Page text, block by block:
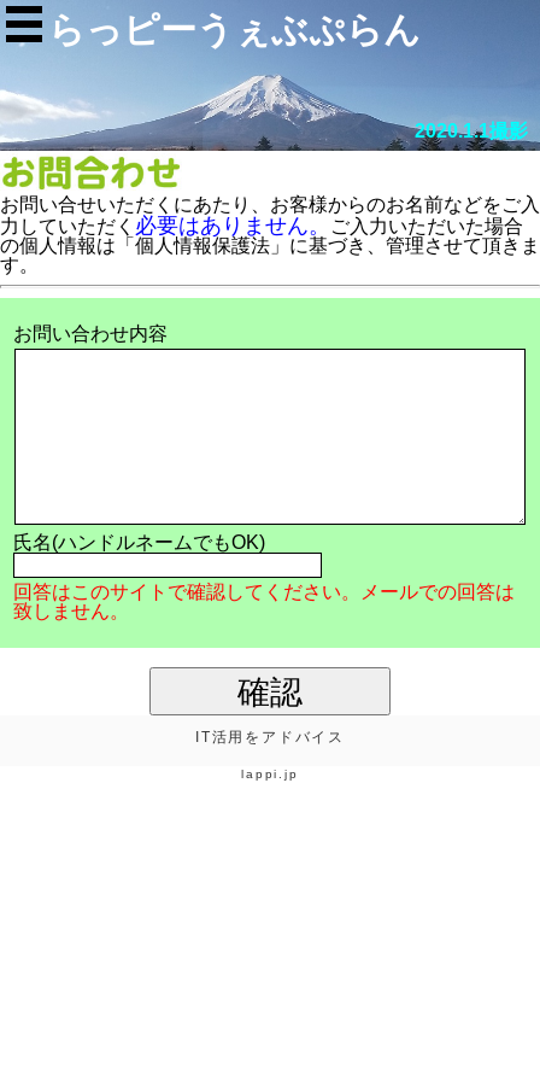
らっピーうぇぶぷらん
2020.1.1撮影
お問い合せいただくにあたり、お客様からのお名前などをご入
力していただく 必要はありません。
ご入力いただいた場合
の個人情報は「個人情報保護法」に基づき、管理させて頂きま
す。
お問い合わせ内容
氏名(ハンドルネームでもOK)
回答はこのサイトで確認してください。メールでの回答は
致しません。
確認
IT活用をアドバイス
lappi.jp